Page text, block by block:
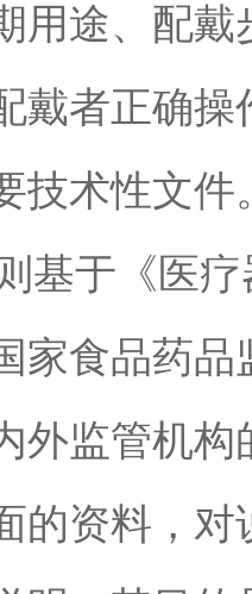
用途、配
戴者正确
技术性文件
基于《医
家食品药品
外监管机
的资料，